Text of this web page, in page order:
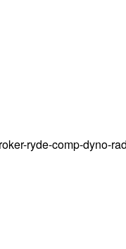
ryde-comp-dyno-